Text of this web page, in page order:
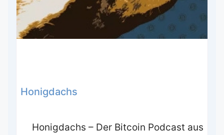
Honigdachs
Honigdachs – Der Bitcoin Podcast aus